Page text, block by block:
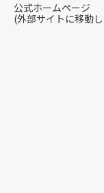
公式ホームページ
(外部サイトに移動